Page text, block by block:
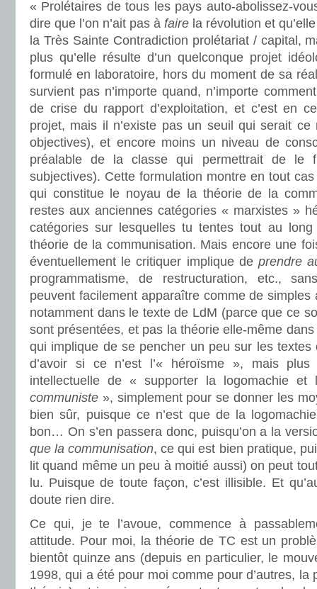
« Prolétaires de tous les pays auto-abolissez-
dire que l’on n’ait pas à faire la révolution et
la Très Sainte Contradiction prolétariat / capital,
plus qu’elle résulte d’un quelconque projet
formulé en laboratoire, hors du moment de sa
survient pas n’importe quand, n’importe
de crise du rapport d’exploitation, et c’est en
projet, mais il n’existe pas un seuil qui serait ce
objectives), et encore moins un niveau de
préalable de la classe qui permettrait de le
subjectives). Cette formulation montre en tout
qui constitue le noyau de la théorie de la
restes aux anciennes catégories « marxistes »
catégories sur lesquelles tu tentes tout au
théorie de la communisation. Mais encore une
éventuellement le critiquer implique de prendre
programmatisme, de restructuration, etc.,
peuvent facilement apparaître comme de simples
notamment dans le texte de LdM (parce que ce
sont présentées, et pas la théorie elle-même
qui implique de se pencher un peu sur les textes
d’avoir si ce n’est l’« héroïsme », mais plus
intellectuelle de « supporter la logomachie
communiste », simplement pour se donner les
bien sûr, puisque ce n’est que de la
bon… On s’en passera donc, puisqu’on a la
que la communisation, ce qui est bien pratique,
lit quand même un peu à moitié aussi) on peut
lu. Puisque de toute façon, c’est illisible. Et
doute rien dire.
Ce qui, je te l’avoue, commence à
attitude. Pour moi, la théorie de TC est un
bientôt quinze ans (depuis en particulier, le
1998, qui a été pour moi comme pour d’autres, la